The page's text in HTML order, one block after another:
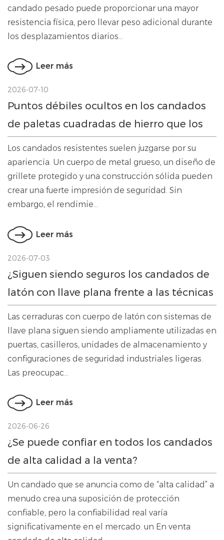
candado pesado puede proporcionar una mayor
resistencia física, pero llevar peso adicional durante
los desplazamientos diarios...
Leer más
2026-07-10
Puntos débiles ocultos en los candados
de paletas cuadradas de hierro que los
usuarios suelen pasar por alto
Los candados resistentes suelen juzgarse por su
apariencia. Un cuerpo de metal grueso, un diseño de
grillete protegido y una construcción sólida pueden
crear una fuerte impresión de seguridad. Sin
embargo, el rendimie...
Leer más
2026-07-03
¿Siguen siendo seguros los candados de
latón con llave plana frente a las técnicas
modernas de apertura?
Las cerraduras con cuerpo de latón con sistemas de
llave plana siguen siendo ampliamente utilizadas en
puertas, casilleros, unidades de almacenamiento y
configuraciones de seguridad industriales ligeras.
Las preocupac...
Leer más
2026-06-26
¿Se puede confiar en todos los candados
de alta calidad a la venta?
Un candado que se anuncia como de “alta calidad” a
menudo crea una suposición de protección
confiable, pero la confiabilidad real varía
significativamente en el mercado. un En venta